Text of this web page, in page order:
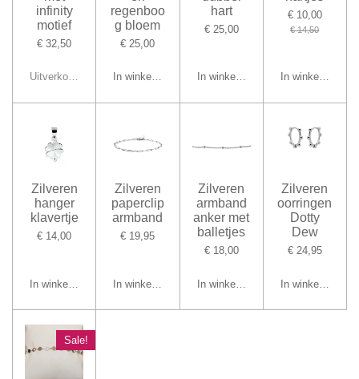
infinity
motief
€ 32,50
Uitverkocht
regenboo
g bloem
€ 25,00
In winkelwagen
hart
€ 25,00
In winkelwagen
€ 10,00
€ 14,50
In winkelwagen
Zilveren
hanger
klavertje
€ 14,00
In winkelwagen
Zilveren
paperclip
armband
€ 19,95
In winkelwagen
Zilveren
armband
anker met
balletjes
€ 18,00
In winkelwagen
Zilveren
oorringen
Dotty
Dew
€ 24,95
In winkelwagen
Sale!